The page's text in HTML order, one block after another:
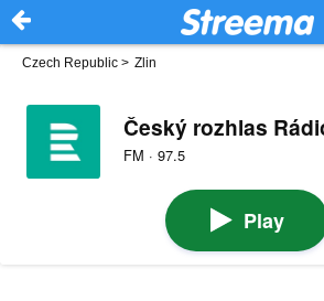
Czech Republic > Zlin
Český rozhlas
FM · 97.5
Play